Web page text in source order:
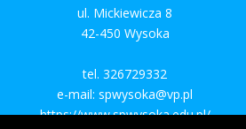
ul. Mickiewicza 8
42-450 Wysoka
tel. 326729332
e-mail: spwysoka@vp.pl
https://www.spwysoka.edu.pl/